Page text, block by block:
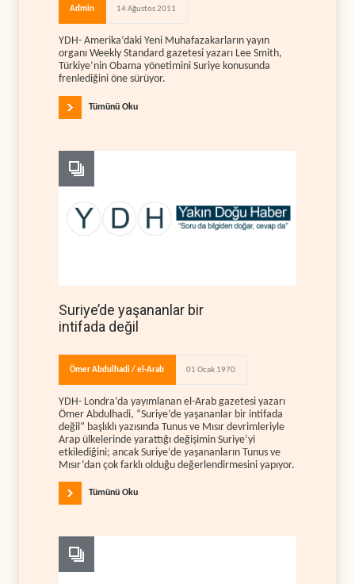
Admin 14 Ağustos 2011
YDH- Amerika’daki Yeni Muhafazakarların yayın
organı Weekly Standard gazetesi yazarı Lee Smith,
Türkiye’nin Obama yönetimini Suriye konusunda
frenlediğini öne sürüyor.
Tümünü Oku
Suriye’de yaşananlar bir
intifada değil
Ömer Abdulhadi / el-Arab 01 Ocak 1970
YDH- Londra’da yayımlanan el-Arab gazetesi yazarı
Ömer Abdulhadi, “Suriye’de yaşananlar bir intifada
değil” başlıklı yazısında Tunus ve Mısır devrimleriyle
Arap ülkelerinde yarattığı değişimin Suriye’yi
etkilediğini; ancak Suriye’de yaşananların Tunus ve
Mısır’dan çok farklı olduğu değerlendirmesini yapıyor.
Tümünü Oku